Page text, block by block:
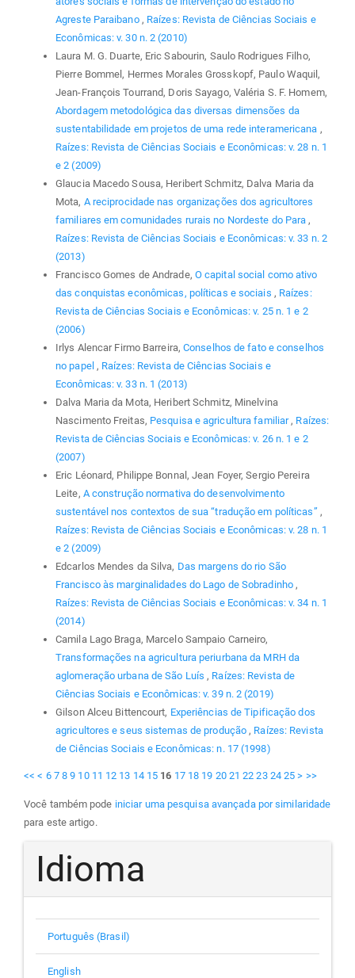
Agreste Paraibano , Raízes: Revista de Ciências Sociais e
Econômicas: v. 30 n. 2 (2010)
Laura M. G. Duarte, Eric Sabourin, Saulo Rodrigues Filho,
Pierre Bommel, Hermes Morales Grosskopf, Paulo Waquil,
Jean-François Tourrand, Doris Sayago, Valéria S. F. Homem,
Abordagem metodológica das diversas dimensões da
sustentabilidade em projetos de uma rede interamericana ,
Raízes: Revista de Ciências Sociais e Econômicas: v. 28 n. 1
e 2 (2009)
Glaucia Macedo Sousa, Heribert Schmitz, Dalva Maria da
Mota, A reciprocidade nas organizações dos agricultores
familiares em comunidades rurais no Nordeste do Para ,
Raízes: Revista de Ciências Sociais e Econômicas: v. 33 n. 2
(2013)
Francisco Gomes de Andrade, O capital social como ativo
das conquistas econômicas, políticas e sociais , Raízes:
Revista de Ciências Sociais e Econômicas: v. 25 n. 1 e 2
(2006)
Irlys Alencar Firmo Barreira,Conselhos de fato e conselhos
no papel , Raízes: Revista de Ciências Sociais e
Econômicas: v. 33 n. 1 (2013)
Dalva Maria da Mota, Heribert Schmitz, Minelvina
Nascimento Freitas, Pesquisa e agricultura familiar , Raízes:
Revista de Ciências Sociais e Econômicas: v. 26 n. 1 e 2
(2007)
Eric Léonard, Philippe Bonnal, Jean Foyer, Sergio Pereira
Leite, A construção normativa do desenvolvimento
sustentável nos contextos de sua “tradução em políticas” ,
Raízes: Revista de Ciências Sociais e Econômicas: v. 28 n. 1
e 2 (2009)
Edcarlos Mendes da Silva, Das margens do rio São
Francisco às marginalidades do Lago de Sobradinho ,
Raízes: Revista de Ciências Sociais e Econômicas: v. 34 n. 1
(2014)
Camila Lago Braga, Marcelo Sampaio Carneiro,
Transformações na agricultura periurbana da MRH da
aglomeração urbana de São Luís , Raízes: Revista de
Ciências Sociais e Econômicas: v. 39 n. 2 (2019)
Gilson Alceu Bittencourt, Experiências de Tipificação dos
agricultores e seus sistemas de produção , Raízes: Revista
de Ciências Sociais e Econômicas: n. 17 (1998)
<< < 6 7 8 9 10 11 12 13 14 15 16 17 18 19 20 21 22 23 24 25 > >>
Você também pode iniciar uma pesquisa avançada por similaridade
para este artigo.
Idioma
Português (Brasil)
English